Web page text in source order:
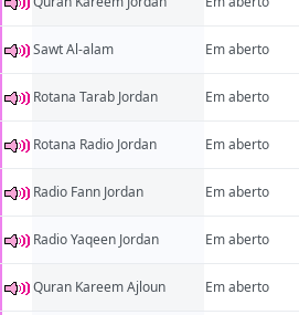
Sawt Al-alam Em aberto
Rotana Tarab Jordan Em aberto
Rotana Radio Jordan Em aberto
Radio Fann Jordan Em aberto
Radio Yaqeen Jordan Em aberto
Quran Kareem Ajloun Em aberto